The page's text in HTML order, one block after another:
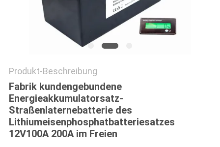
Produkt-Beschreibung
Fabrik kundengebundene
Energieakkumulatorsatz-
Straßenlaternebatterie des
Lithiumeisenphosphatbatteriesatzes
12V100A 200A im Freien